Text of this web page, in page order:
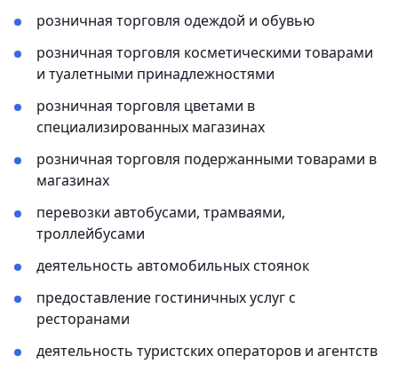
розничная торговля одеждой и обувью
розничная торговля косметическими товарами
и туалетными принадлежностями
розничная торговля цветами в
специализированных магазинах
розничная торговля подержанными товарами в
магазинах
перевозки автобусами, трамваями,
троллейбусами
деятельность автомобильных стоянок
предоставление гостиничных услуг с
ресторанами
деятельность туристских операторов и агентств